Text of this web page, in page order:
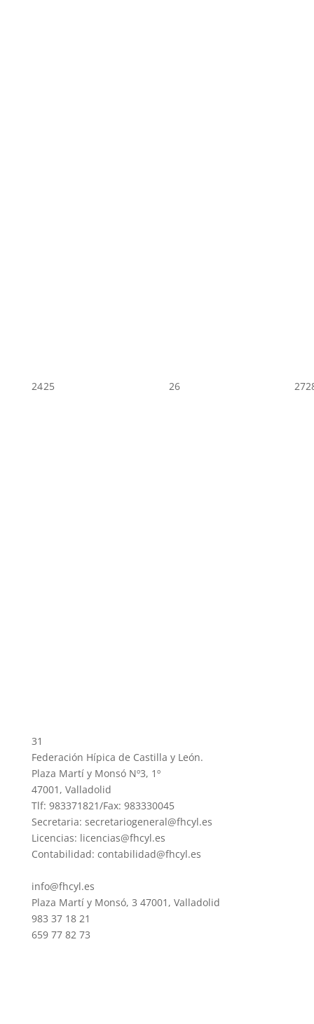
2425 26 27
31
Federación Hípica de Castilla y León.
Plaza Martí y Monsó Nº3, 1º
47001, Valladolid
Tlf: 983371821/Fax: 983330045
Secretaria: secretariogeneral@fhcyl.es
Licencias: licencias@fhcyl.es
Contabilidad: contabilidad@fhcyl.es
info@fhcyl.es
Plaza Martí y Monsó, 3 47001, Valladolid
983 37 18 21
659 77 82 73